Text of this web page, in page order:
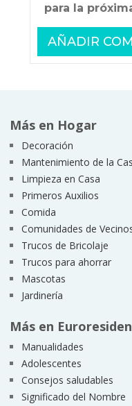
para la
Más en Hogar
Decoración
Mantenimiento de la
Limpieza en Casa
Primeros Auxilios
Comida
Comunidades de
Trucos de Bricolaje
Trucos para ahorrar
Mascotas
Jardinería
Más en
Manualidades
Adolescentes
Consejos saludables
Significado del Nombre